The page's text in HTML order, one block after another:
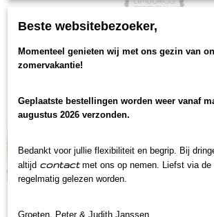
Home>Limburgse Geschenken>
Beste websitebezoeker,
Momenteel genieten wij met ons gezin van
zomervakantie!
Geplaatste bestellingen worden weer vanaf
augustus 2026 verzonden.
Bedankt voor jullie flexibiliteit en begrip. Bij
altijd contactmet ons op nemen. Liefst via de
regelmatig gelezen worden.
Groeten, Peter & Judith Janssen